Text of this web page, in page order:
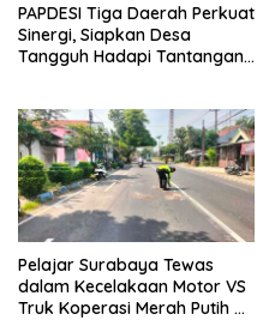
PAPDESI Tiga Daerah Perkuat
Sinergi, Siapkan Desa
Tangguh Hadapi Tantangan
Pelajar Surabaya Tewas
dalam Kecelakaan Motor VS
Truk Koperasi Merah Putih di